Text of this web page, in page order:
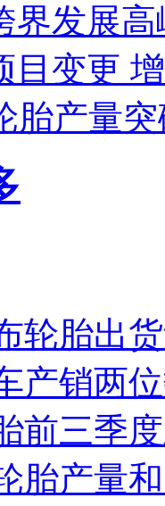
界发展
目变更
胎产量
轮胎出
产销两
前三季
胎产量